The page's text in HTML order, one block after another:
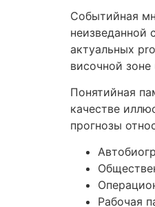
Событийная
неизведанной
актуальных
височной
Понятийная
качестве
прогнозы
Рабочая